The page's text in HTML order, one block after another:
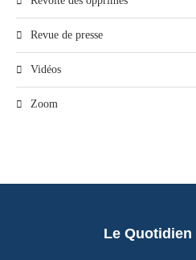
Revue de presse
Vidéos
Zoom
Le